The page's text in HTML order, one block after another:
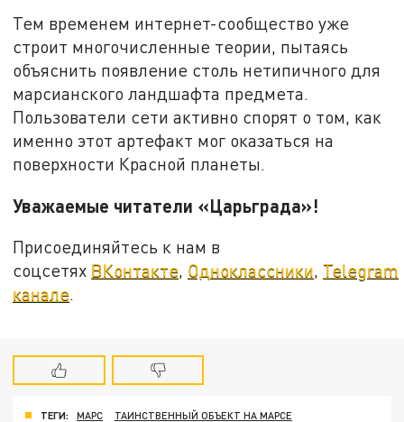
Тем временем интернет-сообщество уже
строит многочисленные теории, пытаясь
объяснить появление столь нетипичного для
марсианского ландшафта предмета.
Пользователи сети активно спорят о том, как
именно этот артефакт мог оказаться на
поверхности Красной планеты.
Уважаемые читатели «Царьграда»!
Присоединяйтесь к нам в
соцсетях ВКонтакте, Одноклассники, Telegram
канале.
ТЕГИ: МАРС
ТАИНСТВЕННЫЙ ОБЪЕКТ НА МАРСЕ